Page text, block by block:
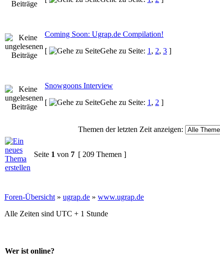
Coming Soon: Ugrap.de Compilation!
[
Gehe zu Seite: 1 , 2, 3 ]
Snowgoons Interview
[
Gehe zu Seite: 1 , 2 ]
Themen der letzten Zeit anzeigen:
Seite 1 von 7 [ 209 Themen ]
Foren-Übersicht » ugrap.de » www.ugrap.de
Alle Zeiten sind UTC + 1 Stunde
Wer ist online?